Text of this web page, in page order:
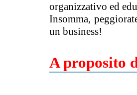
organizzativo ed
Insomma,
un business!
A proposito